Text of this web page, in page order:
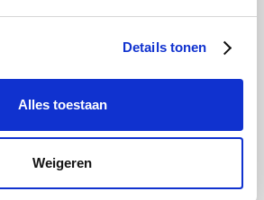
Details tonen
Alles toestaan
Weigeren
Shein Bergfreunde Smartwatchbanden